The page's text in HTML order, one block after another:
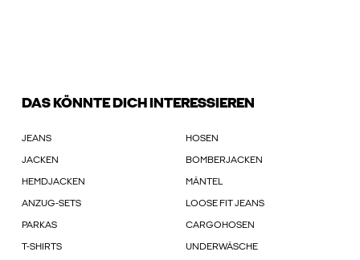
DAS KÖNNTE DICH INTERESSIEREN
JEANS HOSEN
JACKEN BOMBERJACKEN
HEMDJACKEN MÄNTEL
ANZUG-SETS LOOSE FIT JEANS
PARKAS CARGOHOSEN
T-SHIRTS UNDERWÄSCHE